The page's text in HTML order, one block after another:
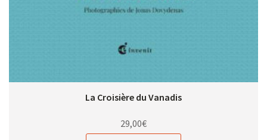
La Croisière du Vanadis
29,00€